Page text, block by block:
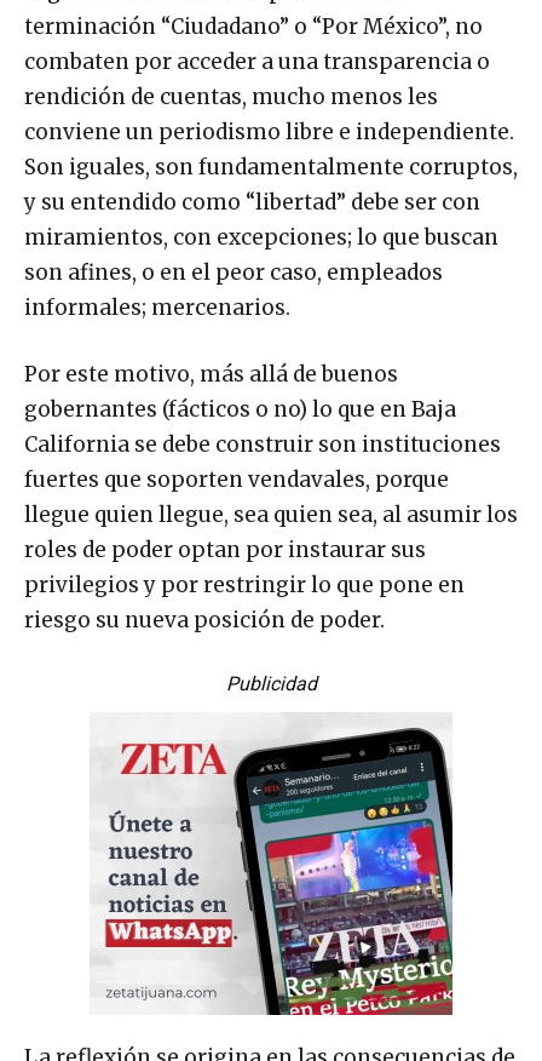
terminación “Ciudadano” o “Por México”, no
combaten por acceder a una transparencia o
rendición de cuentas, mucho menos les
conviene un periodismo libre e independiente.
Son iguales, son fundamentalmente corruptos,
y su entendido como “libertad” debe ser con
miramientos, con excepciones; lo que buscan
son afines, o en el peor caso, empleados
informales; mercenarios.
Por este motivo, más allá de buenos
gobernantes (fácticos o no) lo que en Baja
California se debe construir son instituciones
fuertes que soporten vendavales, porque
llegue quien llegue, sea quien sea, al asumir los
roles de poder optan por instaurar sus
privilegios y por restringir lo que pone en
riesgo su nueva posición de poder.
Publicidad
La reflexión se origina en las consecuencias de